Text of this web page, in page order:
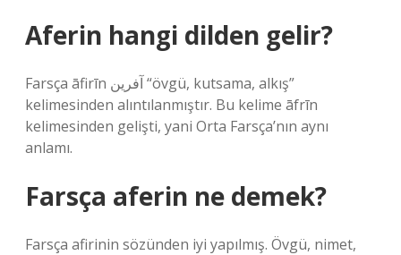
Aferin hangi dilden gelir?
Farsça āfirīn آفرین “övgü, kutsama, alkış”
kelimesinden alıntılanmıştır. Bu kelime āfrīn
kelimesinden gelişti, yani Orta Farsça’nın aynı
anlamı.
Farsça aferin ne demek?
Farsça afirinin sözünden iyi yapılmış. Övgü, nimet,